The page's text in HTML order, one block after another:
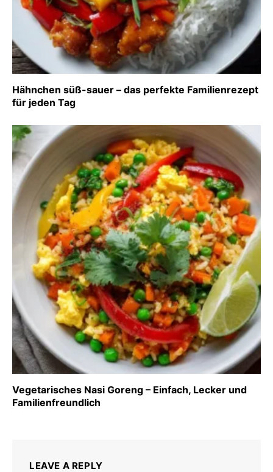
Hähnchen süß-sauer – das perfekte Familienrezept
für jeden Tag
Vegetarisches Nasi Goreng – Einfach, Lecker und
Familienfreundlich
LEAVE A REPLY